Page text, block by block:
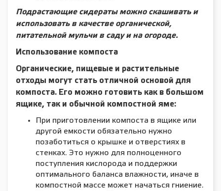
Подрастающие сидераты можно скашивать и
использовать в качестве органической,
питательной мульчи в саду и на огороде.
Использование компоста
Органические, пищевые и растительные
отходы могут стать отличной основой для
компоста. Его можно готовить как в большом
ящике, так и обычной компостной яме:
При приготовлении компоста в ящике или
другой емкости обязательно нужно
позаботиться о крышке и отверстиях в
стенках. Это нужно для полноценного
поступления кислорода и поддержки
оптимального баланса влажности, иначе в
компостной массе может начаться гниение.